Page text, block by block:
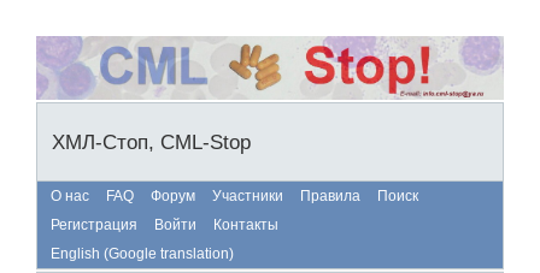
ХМЛ-Стоп, CML-Stop
О нас FAQ Форум Участники Правила
Поиск
Регистрация
Войти
Контакты
English (Google translation)